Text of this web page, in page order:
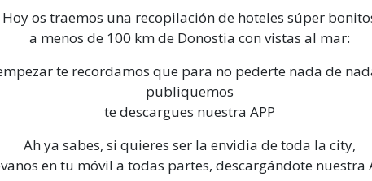
HOTELES
CON
AL
DE
100
Hoy os traemos una recopilación de hoteles súper
a menos de 100 km de Donostia con vistas al mar:
te recordamos que para no pederte nada de
publiquemos
te descargues nuestra APP
Ah ya sabes, si quieres ser la envidia de toda la city,
en tu móvil a todas partes, descargándote nuestra